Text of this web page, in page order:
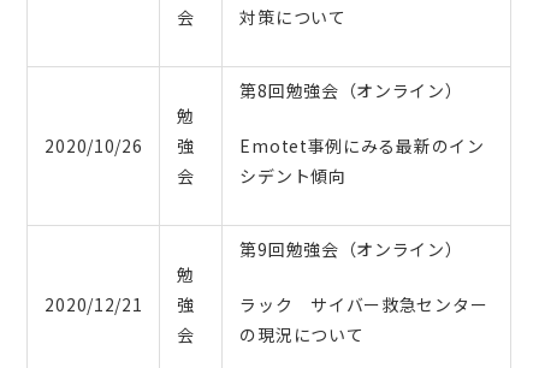
会
対策について
2020/10/26
勉
強
会
第8回勉強会（オンライン）
Emotet事例にみる最新のイン
シデント傾向
2020/12/21
勉
強
会
第9回勉強会（オンライン）
ラック サイバー救急センター
の現況について